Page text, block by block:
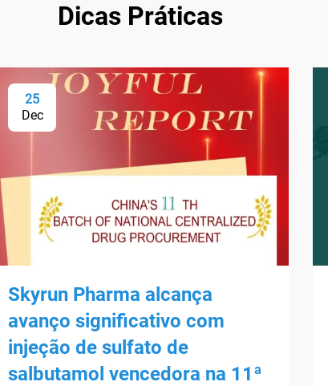
Dicas Práticas
25
Dec
Skyrun Pharma alcança
avanço significativo com
injeção de sulfato de
salbutamol vencedora na 11ª